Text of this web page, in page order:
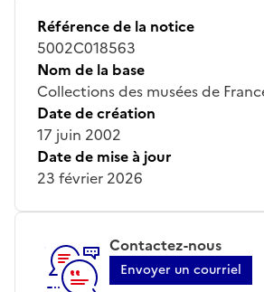
Référence de la notice
5002C018563
Nom de la base
Collections des musées de
Date de création
17 juin 2002
Date de mise à jour
23 février 2026
Contactez-nous
Envoyer un courriel